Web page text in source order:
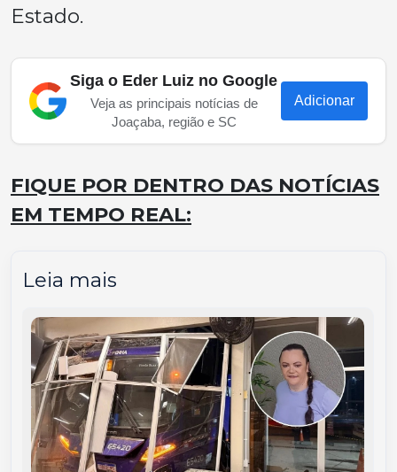
Estado.
Siga o Eder Luiz no Google
Veja as principais notícias de
Joaçaba, região e SC
Adicionar
FIQUE POR DENTRO DAS NOTÍCIAS
EM TEMPO REAL:
Leia mais